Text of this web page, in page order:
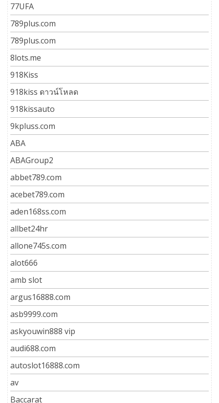
77UFA
789plus.com
789plus.com
8lots.me
918Kiss
918kiss ดาวน์โหลด
918kissauto
9kpluss.com
ABA
ABAGroup2
abbet789.com
acebet789.com
aden168ss.com
allbet24hr
allone745s.com
alot666
amb slot
argus16888.com
asb9999.com
askyouwin888 vip
audi688.com
autoslot16888.com
av
Baccarat